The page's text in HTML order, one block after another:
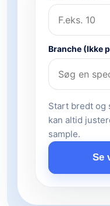
Branche (Ikke
Start bredt og
kan altid
sample.
Se